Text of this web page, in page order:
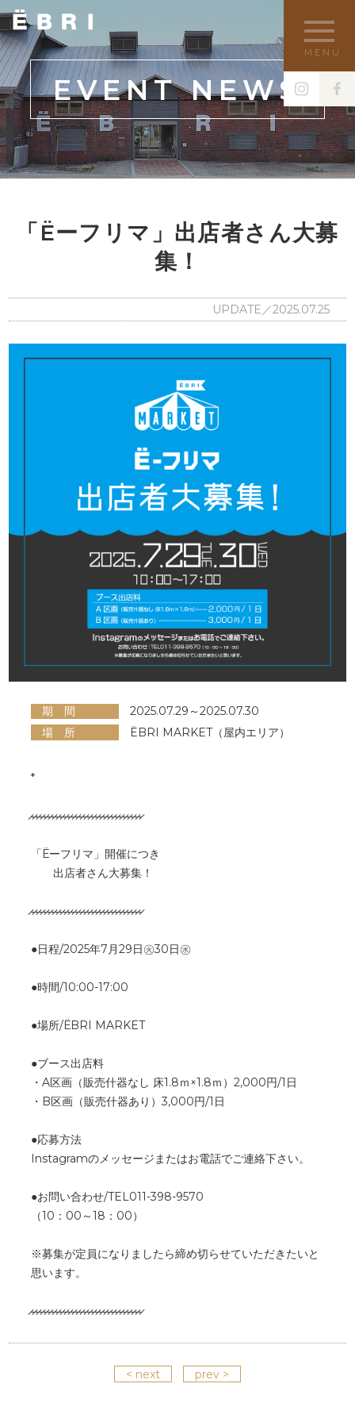
MENU
EVENT NEWS
「Ёーフリマ」出店者さん大募
集！
UPDATE／2025.07.25
期 間
2025.07.29～2025.07.30
場 所
ËBRI MARKET（屋内エリア）
*
̷-̷-̷-̷-̷-̷-̷-̷-̷-̷-̷-̷-̷-̷-̷-̷-̷-̷-̷-̷-̷-̷-̷-̷-̷-̷-̷-̷-̷
「Ёーフリマ」開催につき
出店者さん大募集！
̷-̷-̷-̷-̷-̷-̷-̷-̷-̷-̷-̷-̷-̷-̷-̷-̷-̷-̷-̷-̷-̷-̷-̷-̷-̷-̷-̷-̷
●日程/2025年7月29日㊋30日㊌
●時間/10:00-17:00
●場所/ЁBRI MARKET
●ブース出店料
・A区画（販売什器なし 床1.8ｍ×1.8ｍ）2,000円/1日
・B区画（販売什器あり）3,000円/1日
●応募方法
Instagramのメッセージまたはお電話でご連絡下さい。
●お問い合わせ/TEL011-398-9570
（10：00～18：00）
※募集が定員になりましたら締め切らせていただきたいと
思います。
̷-̷-̷-̷-̷-̷-̷-̷-̷-̷-̷-̷-̷-̷-̷-̷-̷-̷-̷-̷-̷-̷-̷-̷-̷-̷-̷-̷-̷
< next prev >